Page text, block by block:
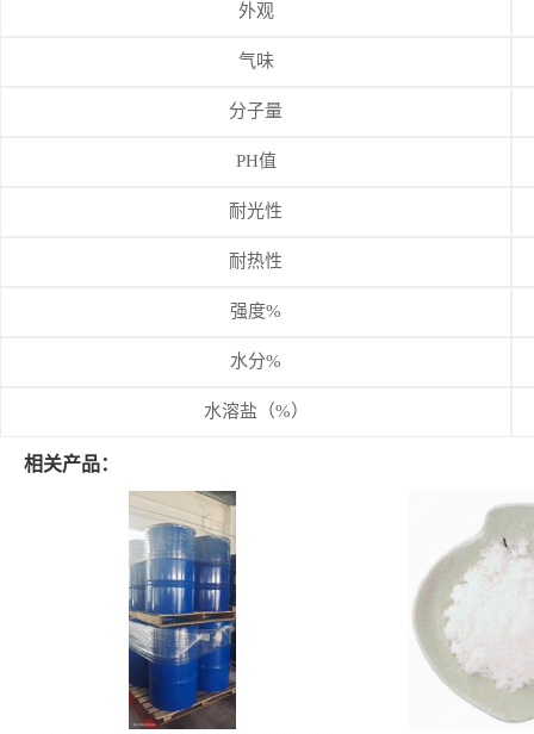
外观
气味
分子量
PH值
耐光性
耐热性
强度%
水分%
水溶盐（%）
相关产品：